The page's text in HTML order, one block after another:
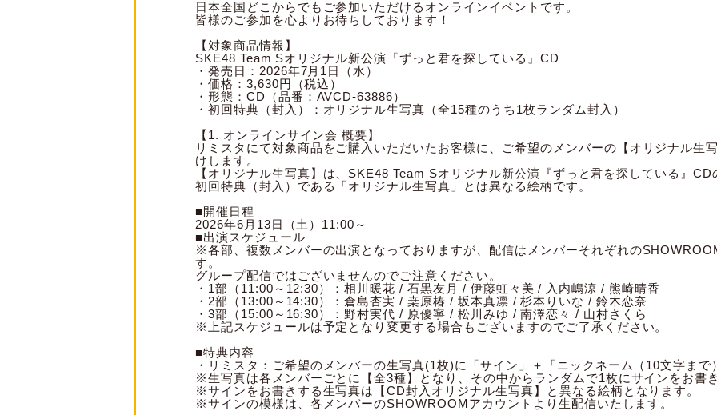
日本全国どこからでもご参加いただけるオンラインイベントです。
皆様のご参加を心よりお待ちしております！
【対象商品情報】
SKE48 Team Sオリジナル新公演『ずっと君を探している』CD
・発売日：2026年7月1日（水）
・価格：3,630円（税込）
・形態：CD（品番：AVCD-63886）
・初回特典（封入）：オリジナル生写真（全15種のうち1枚ランダム封入）
【1. オンラインサイン会 概要】
リミスタにて対象商品をご購入いただいたお客様に、ご希望のメンバーの【オリジナル生
けします。
【オリジナル生写真】は、SKE48 Team Sオリジナル新公演『ずっと君を探している』CD
初回特典（封入）である「オリジナル生写真」とは異なる絵柄です。
■開催日程
2026年6月13日（土）11:00～
■出演スケジュール
※各部、複数メンバーの出演となっておりますが、配信はメンバーそれぞれの
す。
グループ配信ではございませんのでご注意ください。
・1部（11:00～12:30）：相川暖花 / 石黒友月 / 伊藤虹々美 / 入内嶋涼 / 熊崎晴香
・2部（13:00～14:30）：倉島杏実 / 桒原椿 / 坂本真凛 / 杉本りいな / 鈴木恋奈
・3部（15:00～16:30）：野村実代 / 原優寧 / 松川みゆ / 南澤恋々 / 山村さくら
※上記スケジュールは予定となり変更する場合もございますのでご了承ください。
■特典内容
・リミスタ：ご希望のメンバーの生写真(1枚)に「サイン」＋「ニックネーム（10文字まで
※生写真は各メンバーごとに【全3種】となり、その中からランダムで1枚にサインをお書
※サインをお書きする生写真は【CD封入オリジナル生写真】と異なる絵柄となります。
※サインの模様は、各メンバーのSHOWROOMアカウントより生配信いたします。